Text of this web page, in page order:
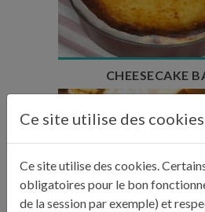
Temps de repos
Nombre de
CHEESECAKE
Temps de cuisson
Nombre de
Ce site utilise des cookies.
Ce site utilise des cookies.
obligatoires pour le bon
de la session par exemple) et